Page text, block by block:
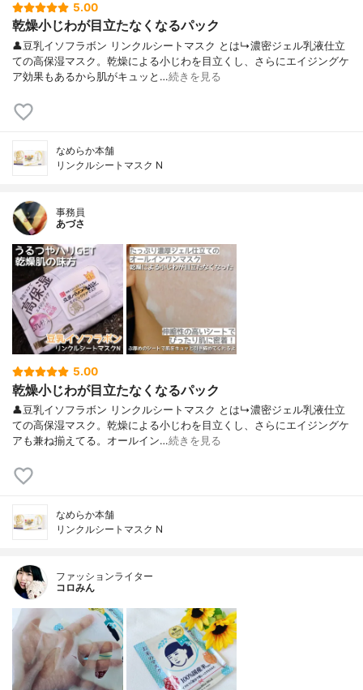
5.00
乾燥小じわが目立たなくなるパック
👤豆乳イソフラボン リンクルシートマスク とは↳濃密ジェル乳液仕立
ての高保湿マスク。乾燥による小じわを目立くし、さらにエイジングケ
ア効果もあるから肌がキュッと…続きを見る
なめらか本舗
リンクルシートマスク N
事務員
あづさ
5.00
乾燥小じわが目立たなくなるパック
👤豆乳イソフラボン リンクルシートマスク とは↳濃密ジェル乳液仕立
ての高保湿マスク。乾燥による小じわを目立くし、さらにエイジングケ
アも兼ね揃えてる。オールイン…続きを見る
なめらか本舗
リンクルシートマスク N
ファッションライター
コロみん